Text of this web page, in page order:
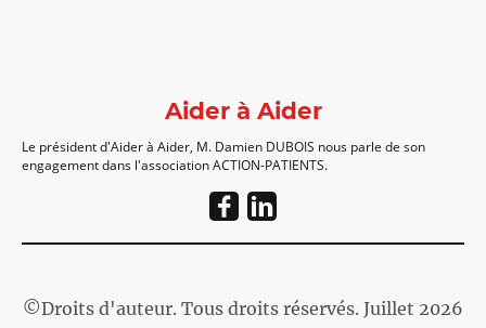
Aider à Aider
Le président d'Aider à Aider, M. Damien DUBOIS nous parle de son
engagement dans l'association ACTION-PATIENTS.
©Droits d'auteur. Tous droits réservés. Juillet 2026